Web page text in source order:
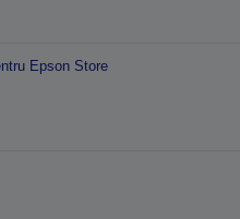
Epson Store